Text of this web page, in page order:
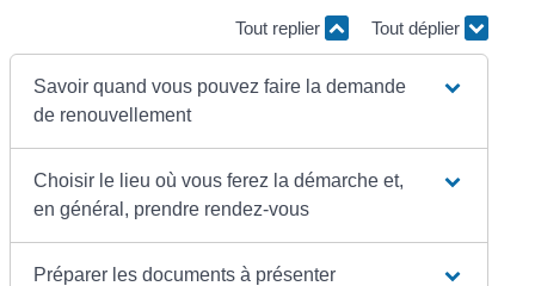
Tout replier Tout déplier
Savoir quand vous pouvez faire la demande
de renouvellement
Choisir le lieu où vous ferez la démarche et,
en général, prendre rendez-vous
Préparer les documents à présenter